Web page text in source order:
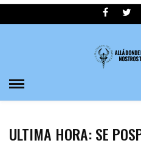
ULTIMA HORA: SE